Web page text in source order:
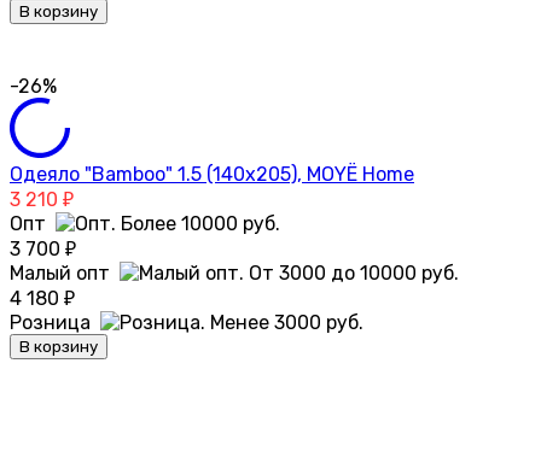
В корзину
-26%
Одеяло "Bamboo" 1.5 (140х205), MOYЁ Home
3 210 ₽
Опт
3 700 ₽
Малый опт
4 180 ₽
Розница
В корзину